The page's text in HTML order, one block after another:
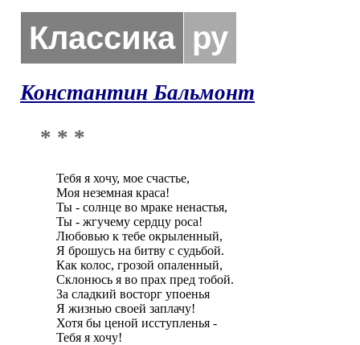
Классика ру
Константин Бальмонт
* * *
Тебя я хочу, мое счастье,
Моя неземная краса!
Ты - солнце во мраке ненастья,
Ты - жгучему сердцу роса!
Любовью к тебе окрыленный,
Я брошусь на битву с судьбой.
Как колос, грозой опаленный,
Склонюсь я во прах пред тобой.
За сладкий восторг упоенья
Я жизнью своей заплачу!
Хотя бы ценой исступленья -
Тебя я хочу!